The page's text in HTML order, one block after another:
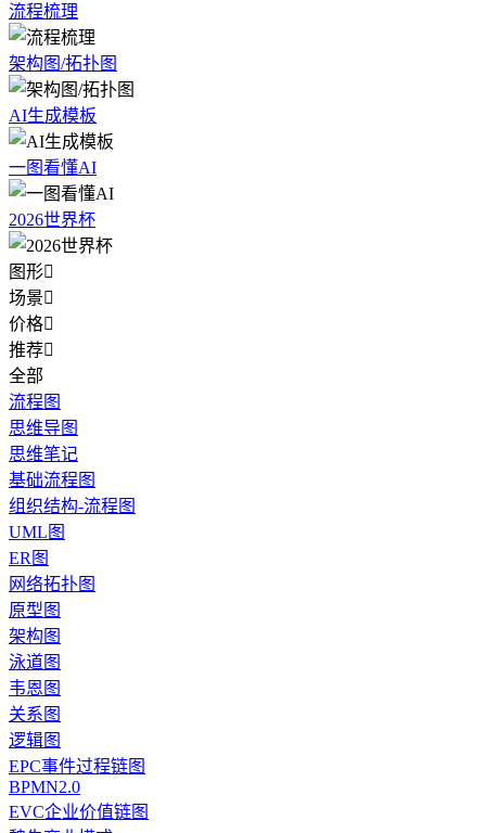
流程梳理
架构图/拓扑图
AI生成模板
一图看懂AI
2026世界杯
图形
场景
价格
推荐
全部
流程图
思维导图
思维笔记
基础流程图
组织结构-流程图
UML图
ER图
网络拓扑图
原型图
架构图
泳道图
韦恩图
关系图
逻辑图
EPC事件过程链图
BPMN2.0
EVC企业价值链图